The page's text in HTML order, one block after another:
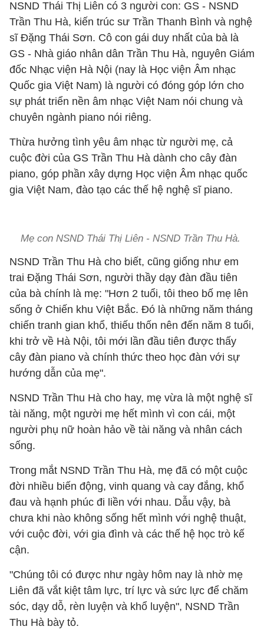
NSND Thái Thị Liên có 3 người con: GS - NSND
Trần Thu Hà, kiến trúc sư Trần Thanh Bình và nghệ
sĩ Đặng Thái Sơn. Cô con gái duy nhất của bà là
GS - Nhà giáo nhân dân Trần Thu Hà, nguyên Giám
đốc Nhạc viện Hà Nội (nay là Học viện Âm nhạc
Quốc gia Việt Nam) là người có đóng góp lớn cho
sự phát triển nền âm nhạc Việt Nam nói chung và
chuyên ngành piano nói riêng.
Thừa hưởng tình yêu âm nhạc từ người mẹ, cả
cuộc đời của GS Trần Thu Hà dành cho cây đàn
piano, góp phần xây dựng Học viện Âm nhạc quốc
gia Việt Nam, đào tạo các thế hệ nghệ sĩ piano.
Mẹ con NSND Thái Thị Liên - NSND Trần Thu Hà.
NSND Trần Thu Hà cho biết, cũng giống như em
trai Đặng Thái Sơn, người thầy dạy đàn đầu tiên
của bà chính là mẹ: "Hơn 2 tuổi, tôi theo bố mẹ lên
sống ở Chiến khu Việt Bắc. Đó là những năm tháng
chiến tranh gian khổ, thiếu thốn nên đến năm 8 tuổi,
khi trở về Hà Nội, tôi mới lần đầu tiên được thấy
cây đàn piano và chính thức theo học đàn với sự
hướng dẫn của mẹ".
NSND Trần Thu Hà cho hay, mẹ vừa là một nghệ sĩ
tài năng, một người mẹ hết mình vì con cái, một
người phụ nữ hoàn hảo về tài năng và nhân cách
sống.
Trong mắt NSND Trần Thu Hà, mẹ đã có một cuộc
đời nhiều biến động, vinh quang và cay đắng, khổ
đau và hạnh phúc đi liền với nhau. Dẫu vậy, bà
chưa khi nào không sống hết mình với nghệ thuật,
với cuộc đời, với gia đình và các thế hệ học trò kế
cận.
"Chúng tôi có được như ngày hôm nay là nhờ mẹ
Liên đã vắt kiệt tâm lực, trí lực và sức lực để chăm
sóc, dạy dỗ, rèn luyện và khổ luyện", NSND Trần
Thu Hà bày tỏ.